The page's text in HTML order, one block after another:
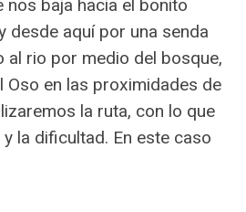
nos baja hacia el bonito
desde aquí por una senda
al rio por medio del bosque,
Oso en las proximidades de
la ruta, con lo que
la dificultad. En este caso